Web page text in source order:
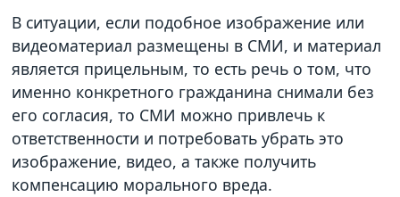
В ситуации, если подобное изображение или
видеоматериал размещены в СМИ, и материал
является прицельным, то есть речь о том, что
именно конкретного гражданина снимали без
его согласия, то СМИ можно привлечь к
ответственности и потребовать убрать это
изображение, видео, а также получить
компенсацию морального вреда.